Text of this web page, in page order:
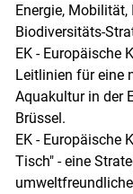
Energie,
Biodiversitäts-
EK - Europäische
Leitlinien für eine
Aquakultur in der
Brüssel.
EK - Europäische
Tisch" - eine